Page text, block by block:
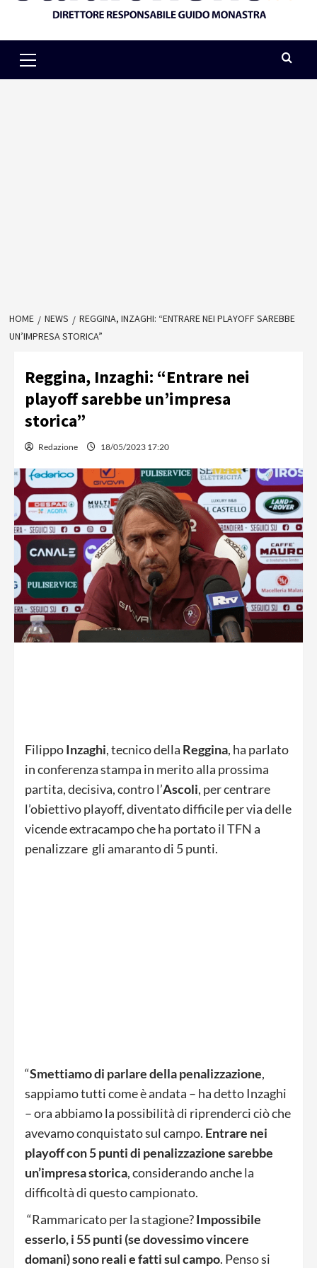
Menu
HOME NEWS
REGGINA, INZAGHI: “ENTRARE NEI PLAYOFF SAREBBE
UN’IMPRESA STORICA”
Reggina, Inzaghi: “Entrare nei
playoff sarebbe un’impresa
storica”
Redazione 18/05/2023 17:20
FilippoInzaghi, tecnico della Reggina, ha parlato
in conferenza stampa in merito alla prossima
partita, decisiva, contro l’Ascoli, per centrare
l’obiettivo playoff, diventato difficile per via delle
vicende extracampo che ha portato il TFN a
penalizzare gli amaranto di 5 punti.
“Smettiamo di parlare della penalizzazione,
sappiamo tutti come è andata – ha detto Inzaghi
– ora abbiamo la possibilità di riprenderci ciò che
avevamo conquistato sul campo. Entrare nei
playoff con 5 punti di penalizzazione sarebbe
un’impresa storica, considerando anche la
difficoltà di questo campionato.
“Rammaricato per la stagione?Impossibile
esserlo, i 55 punti (se dovessimo vincere
domani) sono reali e fatti sul campo. Penso si